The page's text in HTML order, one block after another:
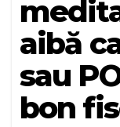
aibă
sau
bon